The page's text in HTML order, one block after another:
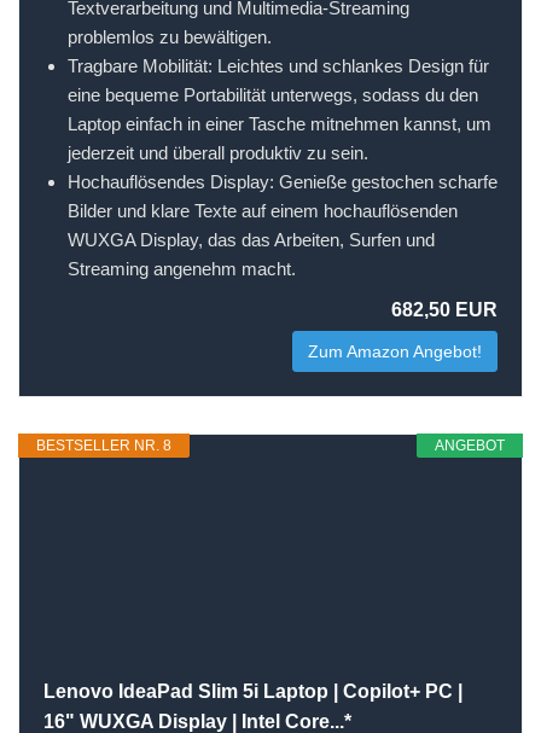
Textverarbeitung und Multimedia-Streaming
problemlos zu bewältigen.
Tragbare Mobilität: Leichtes und schlankes Design für
eine bequeme Portabilität unterwegs, sodass du den
Laptop einfach in einer Tasche mitnehmen kannst, um
jederzeit und überall produktiv zu sein.
Hochauflösendes Display: Genieße gestochen scharfe
Bilder und klare Texte auf einem hochauflösenden
WUXGA Display, das das Arbeiten, Surfen und
Streaming angenehm macht.
682,50 EUR
Zum Amazon Angebot!
ANGEBOT
BESTSELLER NR. 8
Lenovo IdeaPad Slim 5i Laptop | Copilot+ PC |
16" WUXGA Display | Intel Core...*